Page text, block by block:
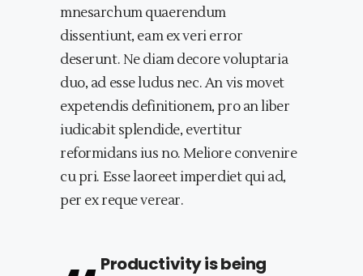
mnesarchum quaerendum
dissentiunt, eam ex veri error
deserunt. Ne diam decore voluptaria
duo, ad esse ludus nec. An vis movet
expetendis definitionem, pro an liber
iudicabit splendide, evertitur
reformidans ius no. Meliore convenire
cu pri. Esse laoreet imperdiet qui ad,
per ex reque verear.
Productivity is being